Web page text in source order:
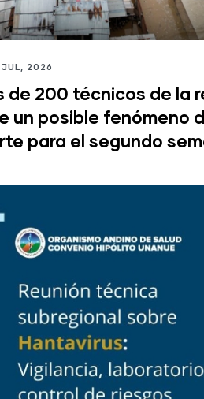
2026
de 200 técnicos de la
un posible fenómeno
para el segundo